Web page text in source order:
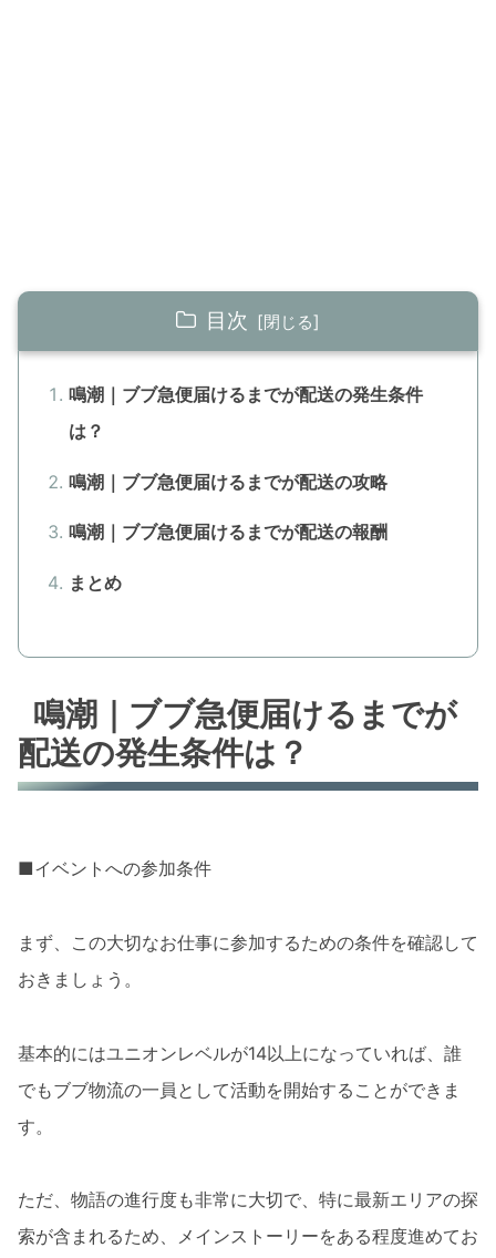
目次
鳴潮｜ブブ急便届けるまでが配送の発生条件
は？
鳴潮｜ブブ急便届けるまでが配送の攻略
鳴潮｜ブブ急便届けるまでが配送の報酬
まとめ
鳴潮｜ブブ急便届けるまでが
配送の発生条件は？
■イベントへの参加条件
まず、この大切なお仕事に参加するための条件を確認して
おきましょう。
基本的にはユニオンレベルが14以上になっていれば、誰
でもブブ物流の一員として活動を開始することができま
す。
ただ、物語の進行度も非常に大切で、特に最新エリアの探
索が含まれるため、メインストーリーをある程度進めてお